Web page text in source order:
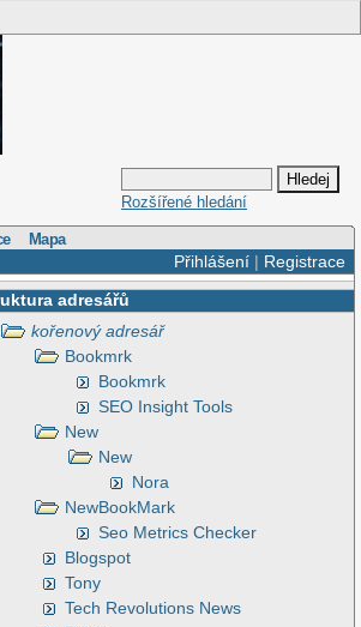
Rozšířené hledání
Mapa
Přihlášení| Registrace
adresářů
kořenový adresář
Bookmrk
Bookmrk
SEO Insight Tools
New
New
Nora
NewBookMark
Seo Metrics Checker
Blogspot
Tony
Tech Revolutions News